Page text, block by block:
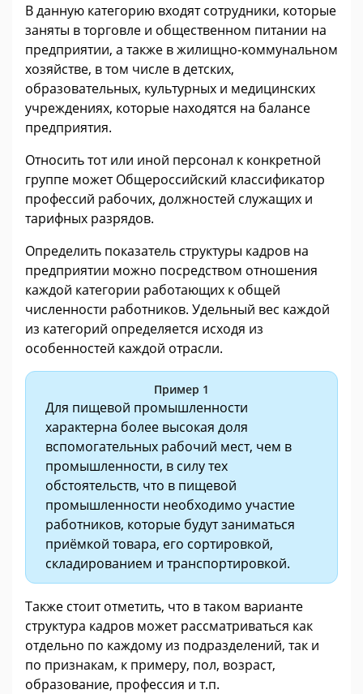
В данную категорию входят сотрудники, которые
заняты в торговле и общественном питании на
предприятии, а также в жилищно-коммунальном
хозяйстве, в том числе в детских,
образовательных, культурных и медицинских
учреждениях, которые находятся на балансе
предприятия.
Относить тот или иной персонал к конкретной
группе может Общероссийский классификатор
профессий рабочих, должностей служащих и
тарифных разрядов.
Определить показатель структуры кадров на
предприятии можно посредством отношения
каждой категории работающих к общей
численности работников. Удельный вес каждой
из категорий определяется исходя из
особенностей каждой отрасли.
Пример 1
Для пищевой промышленности
характерна более высокая доля
вспомогательных рабочий мест, чем в
промышленности, в силу тех
обстоятельств, что в пищевой
промышленности необходимо участие
работников, которые будут заниматься
приёмкой товара, его сортировкой,
складированием и транспортировкой.
Также стоит отметить, что в таком варианте
структура кадров может рассматриваться как
отдельно по каждому из подразделений, так и
по признакам, к примеру, пол, возраст,
образование, профессия и т.п.